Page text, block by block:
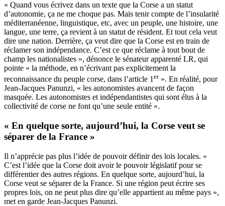
« Quand vous écrivez dans un texte que la Corse a un statut
d’autonomie, ça ne me choque pas. Mais tenir compte de l’insularité
méditerranéenne, linguistique, etc, avec un peuple, une histoire, une
langue, une terre, ça revient à un statut de résident. Et tout cela veut
dire une nation. Derrière, ça veut dire que la Corse est en train de
réclamer son indépendance. C’est ce que réclame à tout bout de
champ les nationalistes », dénonce le sénateur apparenté LR, qui
pointe « la méthode, en n’écrivant pas explicitement la
reconnaissance du peuple corse, dans l’article 1er». En réalité, pour
Jean-Jacques Panunzi, « les autonomistes avancent de façon
masquée. Les autonomistes et indépendantistes qui sont élus à la
collectivité de corse ne font qu’une seule entité ».
« En quelque sorte, aujourd’hui, la Corse veut se
séparer de la France »
Il n’apprécie pas plus l’idée de pouvoir définir des lois locales. «
C’est l’idée que la Corse doit avoir le pouvoir législatif pour se
différentier des autres régions. En quelque sorte, aujourd’hui, la
Corse veut se séparer de la France. Si une région peut écrire ses
propres lois, on ne peut plus dire qu’elle appartient au même pays »,
met en garde Jean-Jacques Panunzi.